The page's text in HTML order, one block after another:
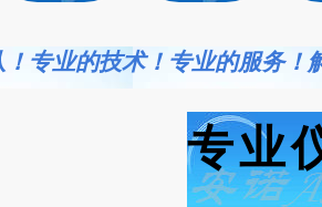
！专业的技术！专业的服务
专业